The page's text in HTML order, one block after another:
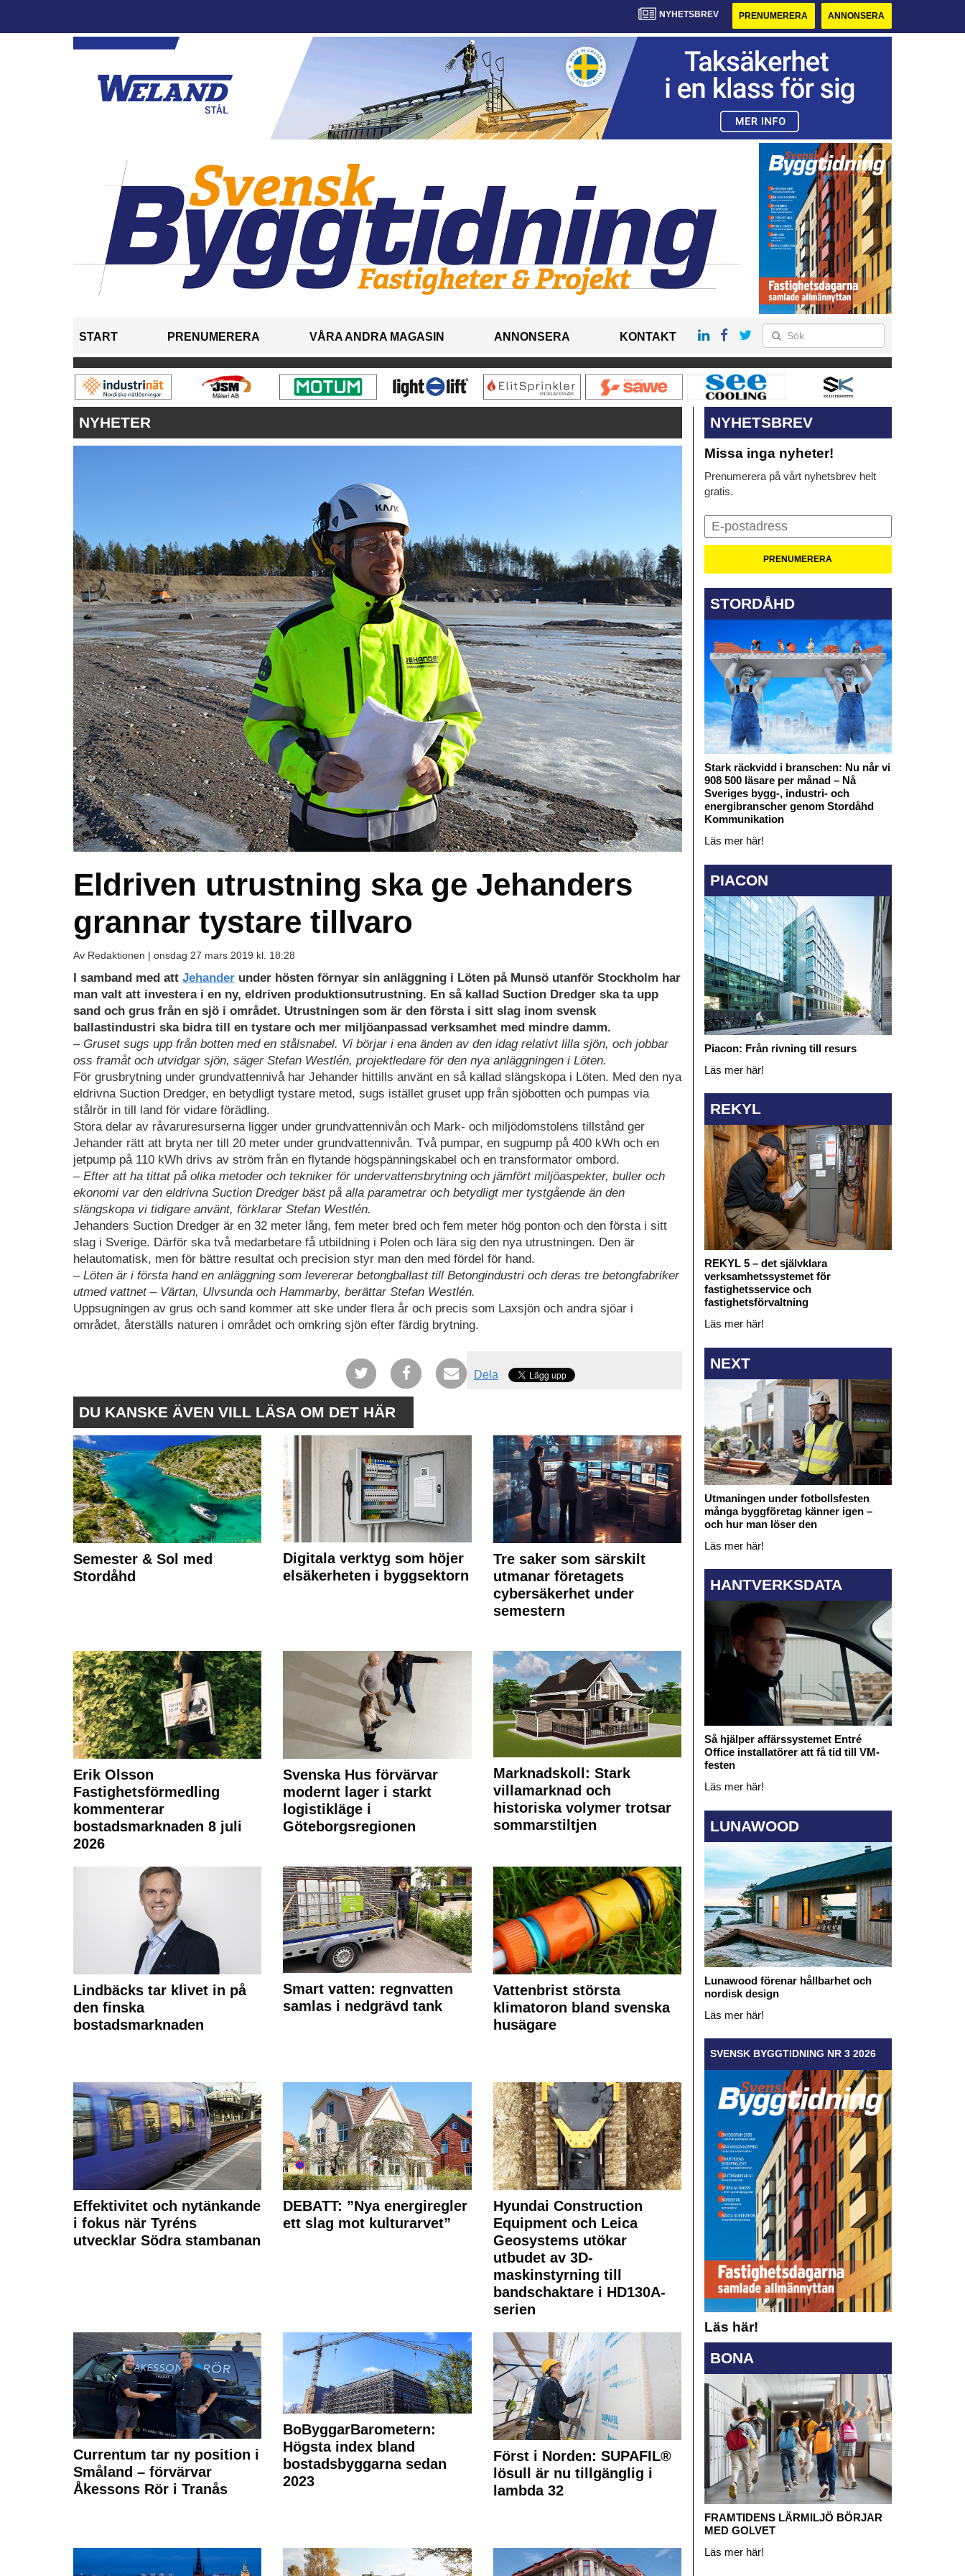
NYHETSBREV PRENUMERERA ANNONSERA
START PRENUMERERA VÅRA ANDRA MAGASIN ANNONSERA KONTAKT
NYHETER
Eldriven utrustning ska ge Jehanders
grannar tystare tillvaro
Av Redaktionen | onsdag 27 mars 2019 kl. 18:28
I samband med att Jehander under hösten förnyar sin anläggning i Löten på Munsö utanför Stockholm har
man valt att investera i en ny, eldriven produktionsutrustning. En så kallad Suction Dredger ska ta upp
sand och grus från en sjö i området. Utrustningen som är den första i sitt slag inom svensk
ballastindustri ska bidra till en tystare och mer miljöanpassad verksamhet med mindre damm.
– Gruset sugs upp från botten med en stålsnabel. Vi börjar i ena änden av den idag relativt lilla sjön, och jobbar
oss framåt och utvidgar sjön, säger Stefan Westlén, projektledare för den nya anläggningen i Löten.
För grusbrytning under grundvattennivå har Jehander hittills använt en så kallad slängskopa i Löten. Med den nya
eldrivna Suction Dredger, en betydligt tystare metod, sugs istället gruset upp från sjöbotten och pumpas via
stålrör in till land för vidare förädling.
Stora delar av råvaruresurserna ligger under grundvattennivån och Mark- och miljödomstolens tillstånd ger
Jehander rätt att bryta ner till 20 meter under grundvattennivån. Två pumpar, en sugpump på 400 kWh och en
jetpump på 110 kWh drivs av ström från en flytande högspänningskabel och en transformator ombord.
– Efter att ha tittat på olika metoder och tekniker för undervattensbrytning och jämfört miljöaspekter, buller och
ekonomi var den eldrivna Suction Dredger bäst på alla parametrar och betydligt mer tystgående än den
slängskopa vi tidigare använt, förklarar Stefan Westlén.
Jehanders Suction Dredger är en 32 meter lång, fem meter bred och fem meter hög ponton och den första i sitt
slag i Sverige. Därför ska två medarbetare få utbildning i Polen och lära sig den nya utrustningen. Den är
helautomatisk, men för bättre resultat och precision styr man den med fördel för hand.
– Löten är i första hand en anläggning som levererar betongballast till Betongindustri och deras tre betongfabriker
utmed vattnet – Värtan, Ulvsunda och Hammarby, berättar Stefan Westlén.
Uppsugningen av grus och sand kommer att ske under flera år och precis som Laxsjön och andra sjöar i
området, återställs naturen i området och omkring sjön efter färdig brytning.
Dela
DU KANSKE ÄVEN VILL LÄSA OM DET HÄR
Semester & Sol med
Stordåhd
Digitala verktyg som höjer
elsäkerheten i byggsektorn
Tre saker som särskilt
utmanar företagets
cybersäkerhet under
semestern
Erik Olsson
Fastighetsförmedling
kommenterar
bostadsmarknaden 8 juli
2026
Svenska Hus förvärvar
modernt lager i starkt
logistikläge i
Göteborgsregionen
Marknadskoll: Stark
villamarknad och
historiska volymer trotsar
sommarstiltjen
Lindbäcks tar klivet in på
den finska
bostadsmarknaden
Smart vatten: regnvatten
samlas i nedgrävd tank
Vattenbrist största
klimatoron bland svenska
husägare
Effektivitet och nytänkande
i fokus när Tyréns
utvecklar Södra stambanan
DEBATT: ”Nya energiregler
ett slag mot kulturarvet”
Hyundai Construction
Equipment och Leica
Geosystems utökar
utbudet av 3D-
maskinstyrning till
bandschaktare i HD130A-
serien
Currentum tar ny position i
Småland – förvärvar
Åkessons Rör i Tranås
BoByggarBarometern:
Högsta index bland
bostadsbyggarna sedan
2023
Först i Norden: SUPAFIL®
lösull är nu tillgänglig i
lambda 32
NYHETSBREV
Missa inga nyheter!
Prenumerera på vårt nyhetsbrev helt
gratis.
STORDÅHD
Stark räckvidd i branschen: Nu når vi
908 500 läsare per månad – Nå
Sveriges bygg-, industri- och
energibranscher genom Stordåhd
Kommunikation
Läs mer här!
PIACON
Piacon: Från rivning till resurs
Läs mer här!
REKYL
REKYL 5 – det självklara
verksamhetssystemet för
fastighetsservice och
fastighetsförvaltning
Läs mer här!
NEXT
Utmaningen under fotbollsfesten
många byggföretag känner igen –
och hur man löser den
Läs mer här!
HANTVERKSDATA
Så hjälper affärssystemet Entré
Office installatörer att få tid till VM-
festen
Läs mer här!
LUNAWOOD
Lunawood förenar hållbarhet och
nordisk design
Läs mer här!
SVENSK BYGGTIDNING NR 3 2026
Läs här!
BONA
FRAMTIDENS LÄRMILJÖ BÖRJAR
MED GOLVET
Läs mer här!